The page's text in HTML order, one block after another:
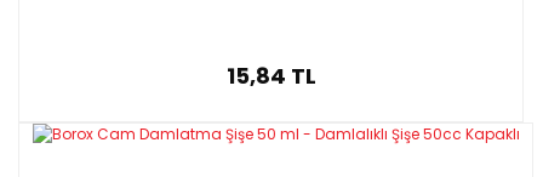
15,84 TL